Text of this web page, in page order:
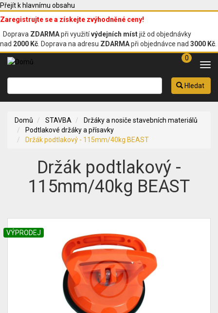
Přejít k hlavnímu obsahu
Zaregistrujte se a získejte zvýhodněné ceny!
Doprava ZDARMApři využitívýdejních místjiž od objednávky
nad 2000 Kč . Doprava na adresu ZDARMApři objednávce nad 3000 Kč
0
Hledat
Domů STAVBA
Držáky a nosiče stavebních materiálů
Podtlakové držáky a přísavky
Držák podtlakový - 115mm/40kg BEAST
Držák podtlakový -
115mm/40kg BEAST
VÝPRODEJ